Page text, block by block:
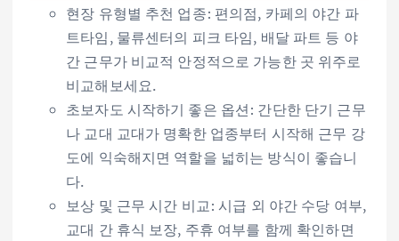
현장 유형별 추천 업종: 편의점, 카페의 야간 파
트타임, 물류센터의 피크 타임, 배달 파트 등 야
간 근무가 비교적 안정적으로 가능한 곳 위주로
비교해보세요.
초보자도 시작하기 좋은 옵션: 간단한 단기 근무
나 교대 교대가 명확한 업종부터 시작해 근무 강
도에 익숙해지면 역할을 넓히는 방식이 좋습니
다.
보상 및 근무 시간 비교: 시급 외 야간 수당 여부,
교대 간 휴식 보장, 주휴 여부를 함께 확인하면